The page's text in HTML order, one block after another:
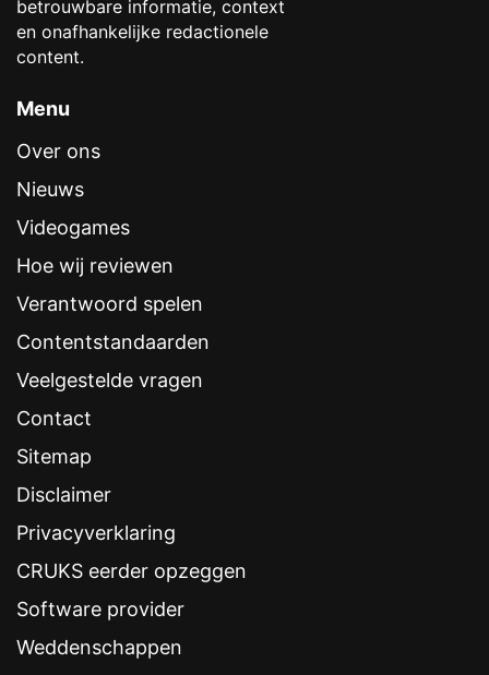
betrouwbare informatie, context
en onafhankelijke redactionele
content.
Menu
Over ons
Nieuws
Videogames
Hoe wij reviewen
Verantwoord spelen
Contentstandaarden
Veelgestelde vragen
Contact
Sitemap
Disclaimer
Privacyverklaring
CRUKS eerder opzeggen
Software provider
Weddenschappen